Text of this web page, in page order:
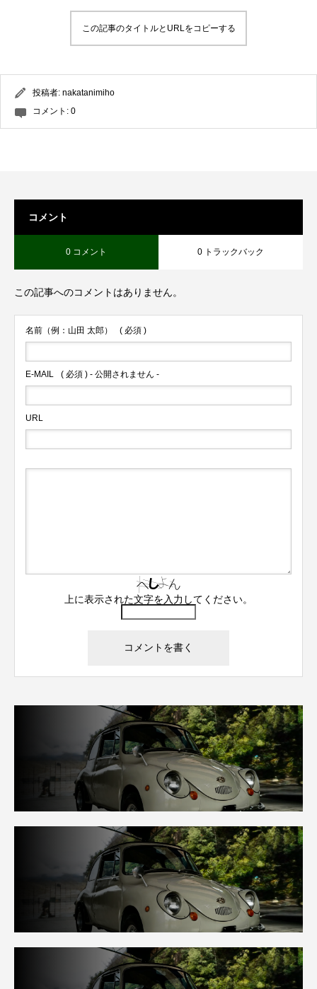
この記事のタイトルとURLをコピーする
投稿者: nakatanimiho
コメント: 0
コメント
0 コメント 0 トラックバック
この記事へのコメントはありません。
名前（例：山田 太郎） ( 必須 )
E-MAIL ( 必須 ) - 公開されません -
URL
上に表示された文字を入力してください。